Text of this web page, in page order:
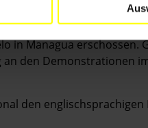
über die
in Managua erschossen.
den Demonstrationen
den englischsprachigen